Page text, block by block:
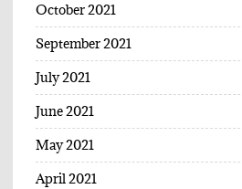
October 2021
September 2021
July 2021
June 2021
May 2021
April 2021